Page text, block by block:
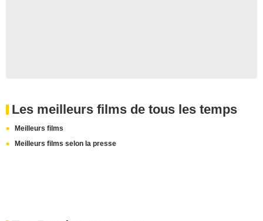
Les meilleurs films de tous les temps
Meilleurs films
Meilleurs films selon la presse